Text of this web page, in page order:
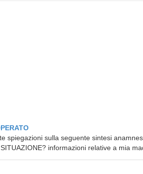
spiegazioni sulla seguente sintesi
informazioni relative a mia